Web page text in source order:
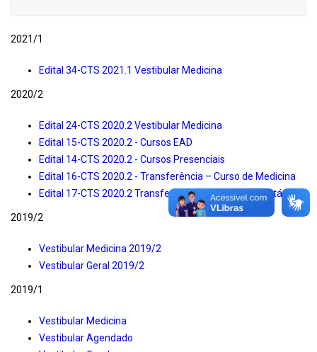
2021/1
Edital 34-CTS 2021.1 Vestibular Medicina
2020/2
Edital 24-CTS 2020.2 Vestibular Medicina
Edital 15-CTS 2020.2 - Cursos EAD
Edital 14-CTS 2020.2 - Cursos Presenciais
Edital 16-CTS 2020.2 - Transferência – Curso de Medicina
Edital 17-CTS 2020.2 Transferência - Centro Universitário
2019/2
Vestibular Medicina 2019/2
Vestibular Geral 2019/2
2019/1
Vestibular Medicina
Vestibular Agendado